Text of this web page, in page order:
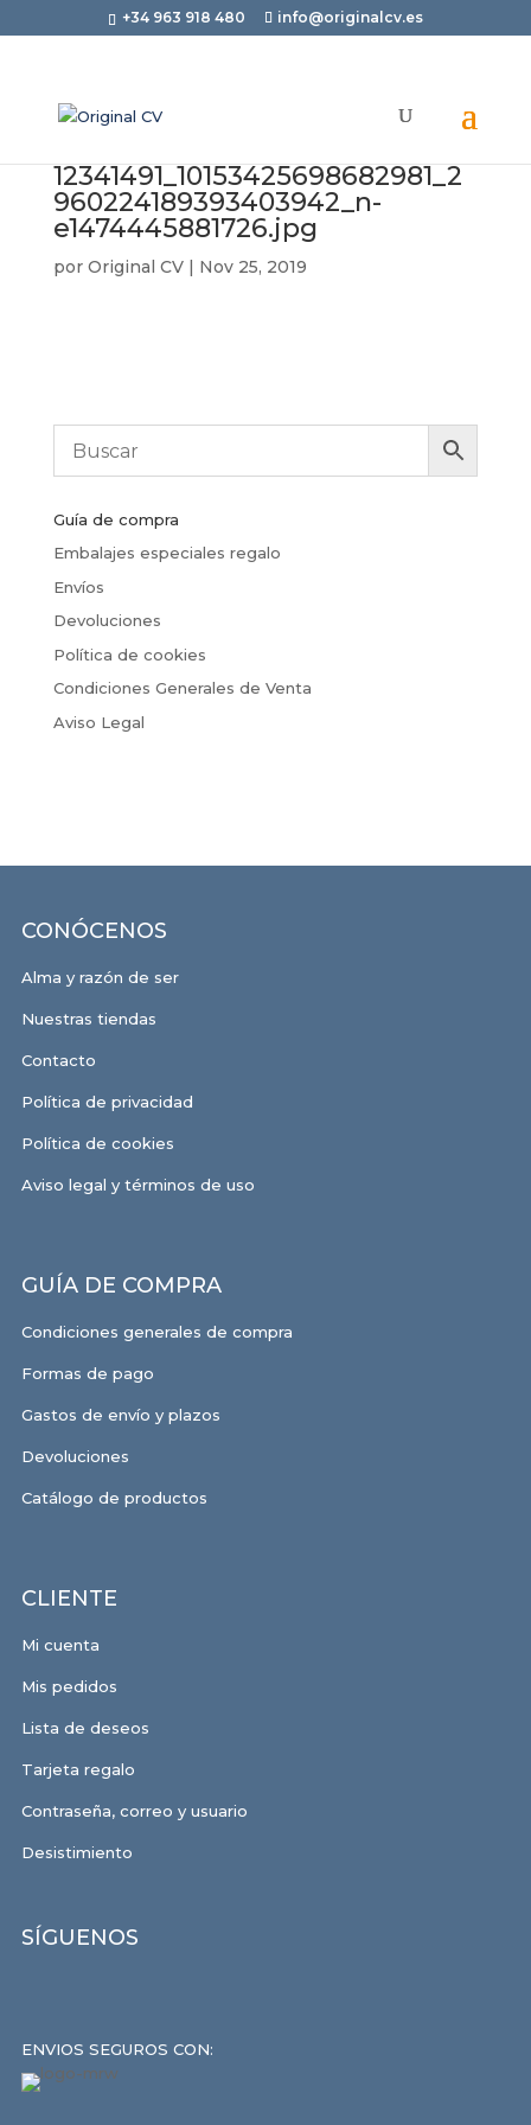
+34 963 918 480 info@originalcv.es
12341491_10153425698682981_2
960224189393403942_n-
e1474445881726.jpg
por Original CV| Nov 25, 2019
Guía de compra
Embalajes especiales regalo
Envíos
Devoluciones
Política de cookies
Condiciones Generales de Venta
Aviso Legal
CONÓCENOS
Alma y razón de ser
Nuestras tiendas
Contacto
Política de privacidad
Política de cookies
Aviso legal y términos de uso
GUÍA DE COMPRA
Condiciones generales de compra
Formas de pago
Gastos de envío y plazos
Devoluciones
Catálogo de productos
CLIENTE
Mi cuenta
Mis pedidos
Lista de deseos
Tarjeta regalo
Contraseña, correo y usuario
Desistimiento
SÍGUENOS
ENVIOS SEGUROS CON: